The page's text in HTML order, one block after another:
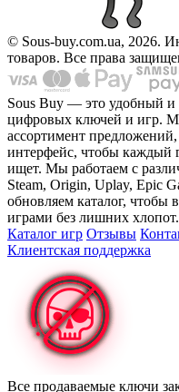
© Sous-buy.com.ua, 2026.
товаров. Все права
Sous Buy — это удобный и
цифровых ключей и игр.
ассортимент
интерфейс, чтобы каждый
ищет. Мы работаем с
Steam, Origin, Uplay, Epic
обновляем каталог,
играми без лишних хлопот.
Каталог игр Отзывы
Клиентская поддержка
Все продаваемые ключи